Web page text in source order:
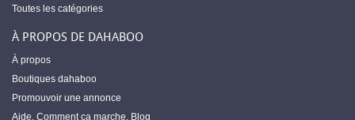
Toutes les catégories
À PROPOS DE DAHABOO
À propos
Boutiques dahaboo
Promouvoir une annonce
Aide, Comment ça marche, Blog